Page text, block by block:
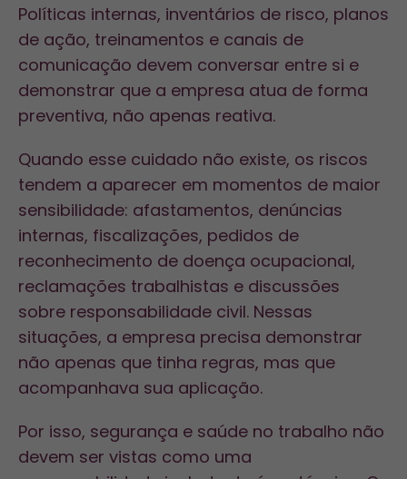
Políticas internas, inventários de risco, planos
de ação, treinamentos e canais de
comunicação devem conversar entre si e
demonstrar que a empresa atua de forma
preventiva, não apenas reativa.
Quando esse cuidado não existe, os riscos
tendem a aparecer em momentos de maior
sensibilidade: afastamentos, denúncias
internas, fiscalizações, pedidos de
reconhecimento de doença ocupacional,
reclamações trabalhistas e discussões
sobre responsabilidade civil. Nessas
situações, a empresa precisa demonstrar
não apenas que tinha regras, mas que
acompanhava sua aplicação.
Por isso, segurança e saúde no trabalho não
devem ser vistas como uma